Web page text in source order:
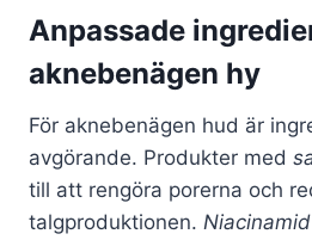
Anpassade
aknebenägen hy
För aknebenägen hud är
avgörande. Produkter med
till att rengöra porerna och
talgproduktionen. Niacinamid